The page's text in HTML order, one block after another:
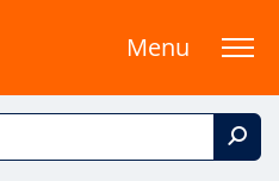
Menu